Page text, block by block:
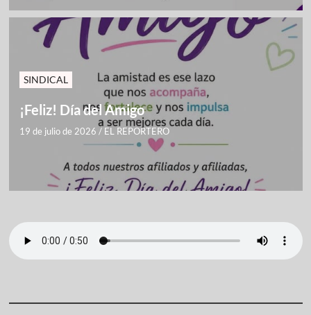
SINDICAL
¡Feliz! Día del Amigo
19 de julio de 2026 / EL REPORTERO